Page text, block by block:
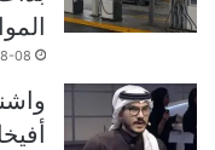
08